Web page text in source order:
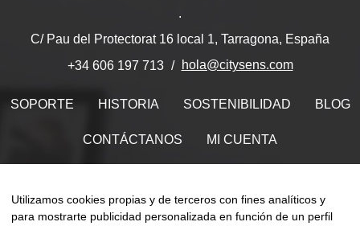
.
C/ Pau del Protectorat 16 local 1, Tarragona, España
+34 606 197 713
hola@citysens.com
SOPORTE HISTORIA SOSTENIBILIDAD BLOG
CONTÁCTANOS MI CUENTA
Utilizamos cookies propias y de terceros con fines analíticos y
para mostrarte publicidad personalizada en función de un perfil